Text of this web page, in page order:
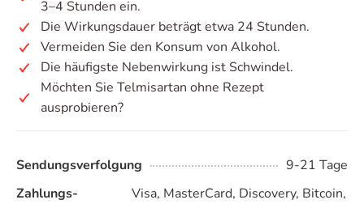
3–4 Stunden ein.
Die Wirkungsdauer beträgt etwa 24 Stunden.
Vermeiden Sie den Konsum von Alkohol.
Die häufigste Nebenwirkung ist Schwindel.
Möchten Sie Telmisartan ohne Rezept
ausprobieren?
Sendungsverfolgung
9-21 Tage
Zahlungs-
Visa, MasterCard, Discovery, Bitcoin,